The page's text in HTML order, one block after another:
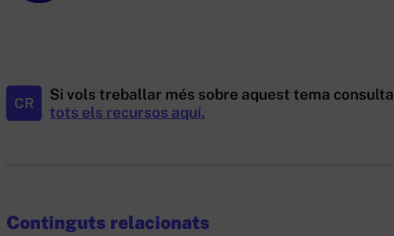
CR
Si vols treballar més sobre aquest tema consulta
tots els recursos aquí.
Continguts relacionats